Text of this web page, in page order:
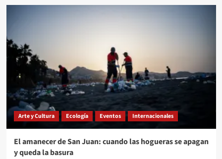
El
cuando
el
balón
también
mueve
la
economía
Arte y Cultura Ecología Eventos Internacionales
El amanecer de San Juan: cuando las hogueras se apagan
y queda la basura